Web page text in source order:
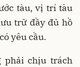
tàu, vị trí tàu
trữ đầy đủ hồ
yêu cầu.
phải chịu trách